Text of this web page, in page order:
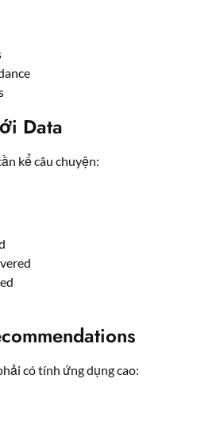
Data
kể câu chuyện:
có tính ứng dụng cao: